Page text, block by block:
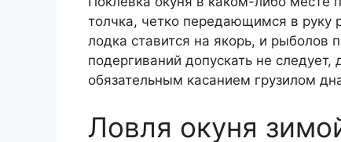
толчка, четко передающимся в
лодка ставится на якорь, и
подергиваний допускать не
обязательным касанием грузилом
Ловля окуня